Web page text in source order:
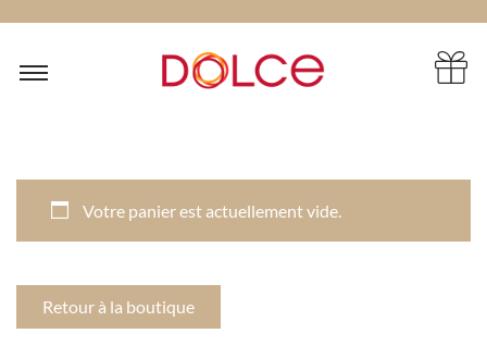
Votre panier est actuellement vide.
Retour à la boutique